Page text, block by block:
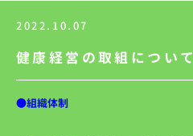
2022.10.07
健康経営の取組について
●組織体制